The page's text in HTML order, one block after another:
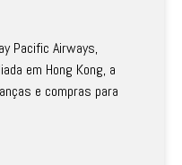
Pacific Airways,
em Hong Kong, a
e compras para